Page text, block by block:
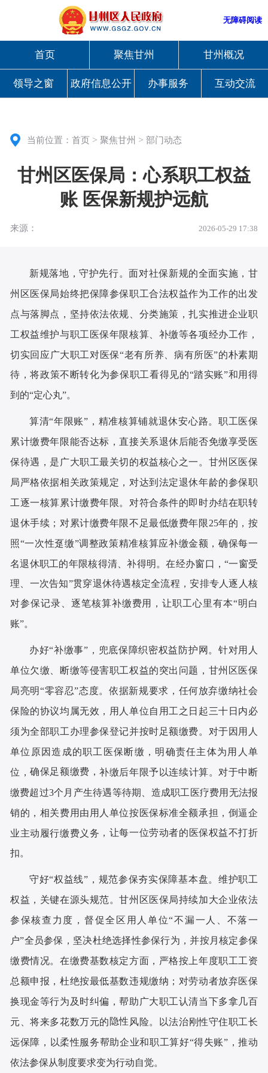
无障碍阅读
首页 聚焦甘州 甘州概况
领导之窗 政府信息公开 办事服务 互动交流
当前位置：首页 >聚焦甘州 >部门动态
甘州区医保局：心系职工权益
账 医保新规护远航
来源： 2026-05-29 17:38
新规落地，守护先行。面对社保新规的全面实施，甘
州区医保局始终把保障参保职工合法权益作为工作的出发
点与落脚点，坚持依法依规、分类施策，扎实推进企业职
工权益维护与职工医保年限核算、补缴等各项经办工作，
切实回应广大职工对医保“老有所养、病有所医”的朴素期
待 ，将政策不断转化为参保职工看得见的“踏实账”和用得
到的“定心丸”。
算清“年限账”，精准核算铺就退休安心路。职工医保
累计缴费年限能否达标，直接关系退休后能否免缴享受医
保待遇，是广大职工最关切的权益核心之一。甘州区医保
局严格依据相关政策规定，对达到法定退休年龄的参保职
工逐一核算累计缴费年限。对符合条件的即时办结在职转
退休手续；对累计缴费年限不足最低缴费年限25年的，按
照“一次性趸缴”调整政策精准核算应补缴金额，确保每一
名退休职工的年限核得清、补得明。在经办窗口，“一窗受
理、一次告知”贯穿退休待遇核定全流程，安排专人逐人核
对参保记录、逐笔核算补缴费用，让职工心里有本“明白
账”。
办好“补缴事”，兜底保障织密权益防护网。针对用人
单位欠缴、断缴等侵害职工权益的突出问题，甘州区医保
局亮明“零容忍”态度。依据新规要求，任何放弃缴纳社会
保险的协议均属无效，用人单位自用工之日起三十日内必
须为全部职工办理参保登记并按时足额缴费。对于因用人
单位原因造成的职工医保断缴，明确责任主体为用人单
位，确保足额缴费，补缴后年限予以连续计算。对于中断
缴费超过3个月产生待遇等待期、造成职工医疗费用无法报
销的，相关费用由用人单位按医保标准全额承担，倒逼企
业主动履行缴费义务 ， 让每一位劳动者的医保权益不打折
扣。
守好“权益线”，规范参保夯实保障基本盘。维护职工
权益，关键在源头规范。甘州区医保局持续加大企业依法
参保核查力度，督促全区用人单位“不漏一人、不落一
户”全员参保，坚决杜绝选择性参保行为，并按月核定参保
缴费情况。在缴费基数核定方面，严格按上年度职工工资
总额申报，杜绝按最低基数违规缴纳；对劳动者放弃医保
换现金等行为及时纠偏，帮助广大职工认清当下多拿几百
元、将来多花数万元的 隐性 风险。以法治刚性守住职工长
远保障，以柔性服务帮助企业和职工算好“得失账”，推动
依法参保从制度要求变为行动自觉。